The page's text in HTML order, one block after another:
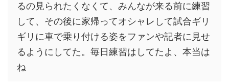
るの見られたくなくて、みんなが来る前に練習
して、その後に家帰ってオシャレして試合ギリ
ギリに車で乗り付ける姿をファンや記者に見せ
るようにしてた。毎日練習はしてたよ、本当は
ね